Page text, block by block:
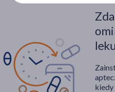
kiedy